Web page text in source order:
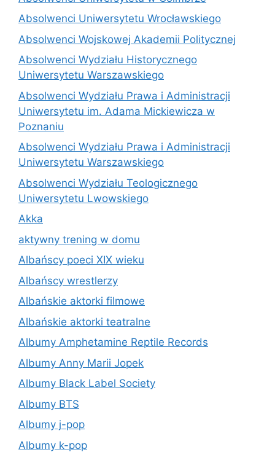
Absolwenci Uniwersytetu Wrocławskiego
Absolwenci Wojskowej Akademii Politycznej
Absolwenci Wydziału Historycznego
Uniwersytetu Warszawskiego
Absolwenci Wydziału Prawa i Administracji
Uniwersytetu im. Adama Mickiewicza w
Poznaniu
Absolwenci Wydziału Prawa i Administracji
Uniwersytetu Warszawskiego
Absolwenci Wydziału Teologicznego
Uniwersytetu Lwowskiego
Akka
aktywny trening w domu
Albańscy poeci XIX wieku
Albańscy wrestlerzy
Albańskie aktorki filmowe
Albańskie aktorki teatralne
Albumy Amphetamine Reptile Records
Albumy Anny Marii Jopek
Albumy Black Label Society
Albumy BTS
Albumy j-pop
Albumy k-pop